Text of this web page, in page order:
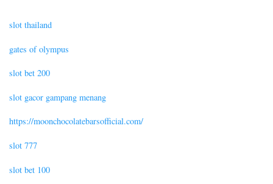
slot thailand
gates of olympus
slot bet 200
slot gacor gampang menang
https://moonchocolatebarsofficial.com/
slot 777
slot bet 100